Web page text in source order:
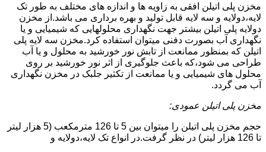
مخزن پلی اتیلن افقی به زاویه ها و اندازه های مختلف به طور تک
لایه،دولایه و سه لایه قابل تولید و بهره برداری می باشد.از مخزن
دولایه پلی اتیلن بیشتر جهت نگهداری محلولهایی که شیمیایی و یا
نگهداری آب بصورت دفنی میتوان استفاده کرد.مخزن سه لایه پلی
اتیلن که بمنظور ممانعت از تابش نور خورشید به محلول و یا آب
طراحی می شود،که باعث جلوگیری از اثر نور خورشید بر روی
محلول های شیمیایی و یا ممانعت از تکثیر جلبک در مخزن نگهداری
آب می گردد.
مخزن پلی اتیلن عمودی:
حجم مخزن پلی اتیلن را میتوان بین 5 تا 126 مترمکعب (5 هزار لیتر
تا 126 هزار لیتر) در نظر گرفت.در انواع تک لایه،دولایه و